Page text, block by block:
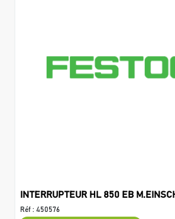
INTERRUPTEUR HL 850 EB
Réf : 450576